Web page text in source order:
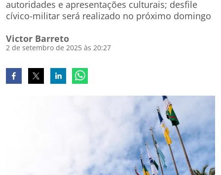
autoridades e apresentações culturais; desfile
cívico-militar será realizado no próximo domingo
Victor Barreto
2 de setembro de 2025 às 20:27